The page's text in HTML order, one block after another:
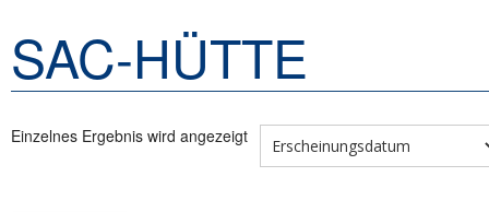
SAC-HÜTTE
Einzelnes Ergebnis wird angezeigt